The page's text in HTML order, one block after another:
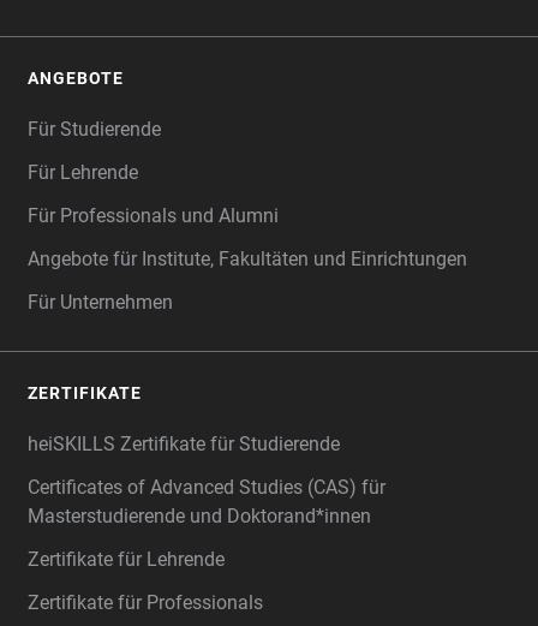
ANGEBOTE
Für Studierende
Für Lehrende
Für Professionals und Alumni
Angebote für Institute, Fakultäten und Einrichtungen
Für Unternehmen
ZERTIFIKATE
heiSKILLS Zertifikate für Studierende
Certificates of Advanced Studies (CAS) für
Masterstudierende und Doktorand*innen
Zertifikate für Lehrende
Zertifikate für Professionals